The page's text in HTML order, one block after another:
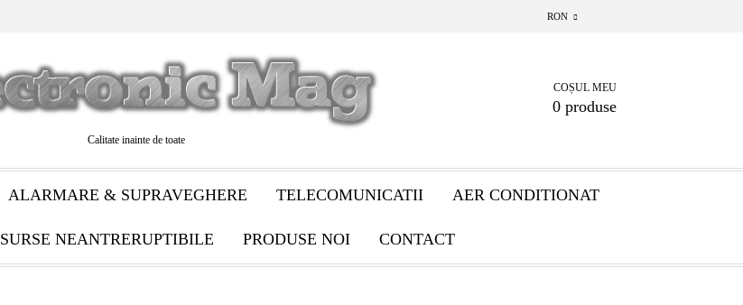
RON
Calitate inainte de toate
COȘUL MEU
0 produse
ALARMARE & SUPRAVEGHERE TELECOMUNICATII AER CONDITIONAT
SURSE NEANTRERUPTIBILE PRODUSE NOI CONTACT